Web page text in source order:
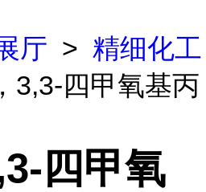
厅 > 精细化工
3,3-四甲氧基丙
四甲氧